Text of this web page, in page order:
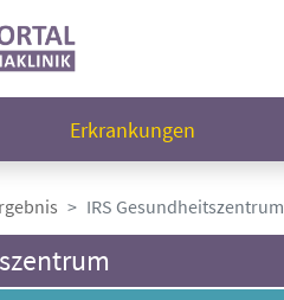
Erkrankungen
IRS Gesundheitszentrum